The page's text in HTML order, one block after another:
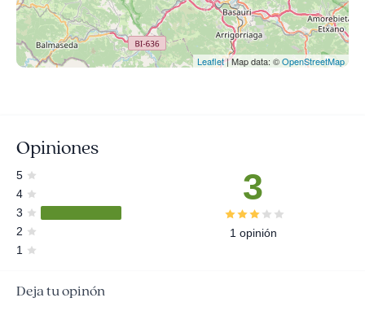
Leaflet| Map data: ©OpenStreetMap
Opiniones
5
4
3
2
1
3
1 opinión
Deja tu opinón